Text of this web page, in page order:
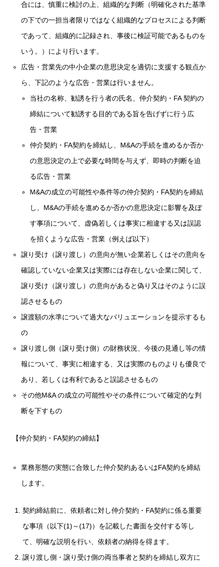
合には、慎重に検討の上、組織的な判断（明確化された基準
の下での一担当者限りではなく組織的なプロセスによる判断
であって、組織的に記録され、事後に検証可能であるものを
いう。）により行います。
広告・営業先の中小企業の意思決定を適切に支援する観点か
ら、下記のような広告・営業は行いません。
当社の名称、勧誘を行う者の氏名、仲介契約・FA 契約の
締結について勧誘する目的である旨を告げずに行う広
告・営業
仲介契約・FA契約を締結し、M&Aの手続を進めるか否か
の意思決定の上で必要な時間を与えず、即時の判断を迫
る広告・営業
M&Aの成立の可能性や条件等の仲介契約・FA契約を締結
し、M&Aの手続を進めるか否かの意思決定に影響を及ぼ
す事項について、虚偽若しくは事実に相違する又は誤認
を招くような広告・営業（例えば以下）
譲り受け（譲り渡し）の意向が無い企業若しくはその意向を
確認していない企業又は実際には存在しない企業に関して、
譲り受け（譲り渡し）の意向があると偽り又はそのように誤
認させるもの
譲渡額の水準について過大なバリュエーションを提示するも
の
譲り渡し側（譲り受け側）の財務状況、今後の見通し等の情
報について、事実に相違する、又は実際のものよりも優良で
あり、若しくは有利であると誤認させるもの
その他M&A の成立の可能性やその条件について確定的な判
断を下すもの
【仲介契約・FA契約の締結】
業務形態の実態に合致した仲介契約あるいはFA契約を締結
します。
契約締結前に、依頼者に対し仲介契約・FA契約に係る重要
な事項（以下(1)～(17)）を記載した書面を交付する等し
て、明確な説明を行い、依頼者の納得を得ます。
譲り渡し側・譲り受け側の両当事者と契約を締結し双方に